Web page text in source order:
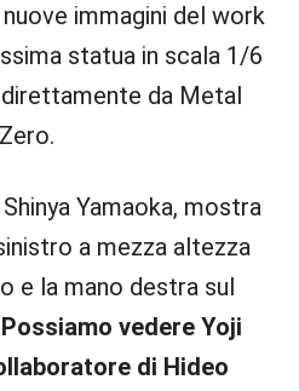
immagini del work
statua in scala 1/6
da Metal
Yamaoka, mostra
a mezza altezza
e la mano destra sul
Possiamo vedere Yoji
di Hideo